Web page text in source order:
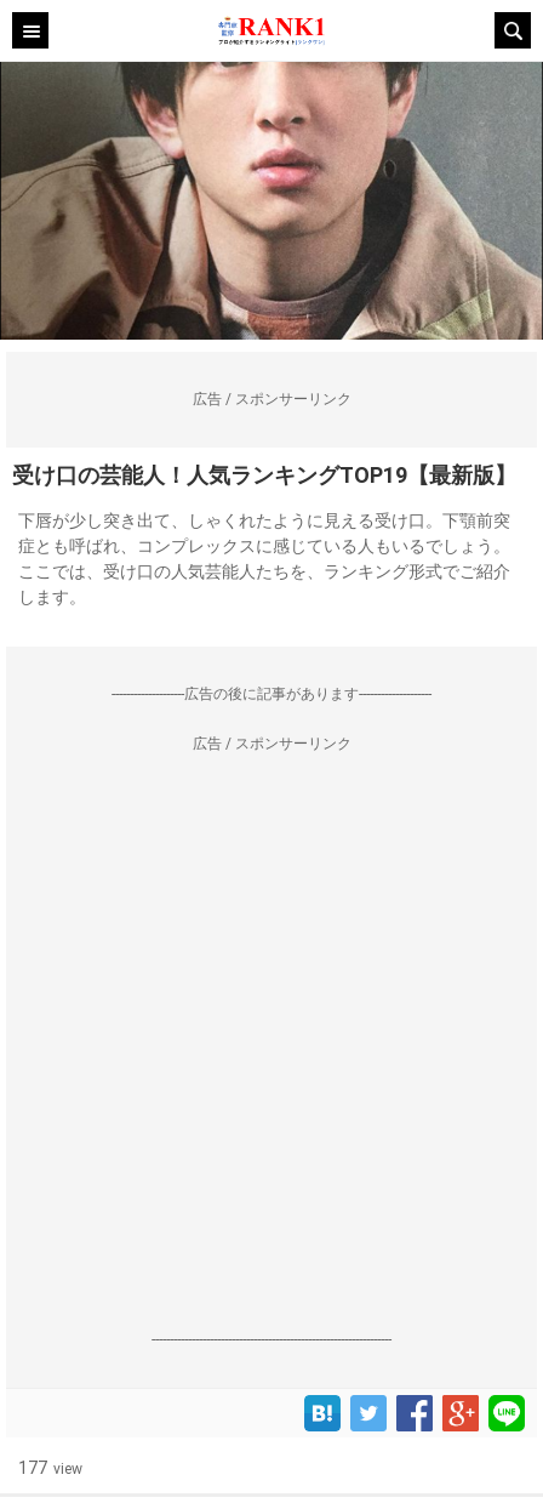
広告 / スポンサーリンク
受け口の芸能人！人気ランキングTOP19【最新版】
下唇が少し突き出て、しゃくれたように見える受け口。下顎前突
症とも呼ばれ、コンプレックスに感じている人もいるでしょう。
ここでは、受け口の人気芸能人たちを、ランキング形式でご紹介
します。
--------------------広告の後に記事があります--------------------
広告 / スポンサーリンク
------------------------------------------------------------------
177 view